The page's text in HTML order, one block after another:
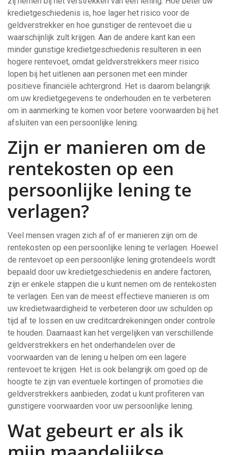
kredietgeschiedenis is, hoe lager het risico voor de
geldverstrekker en hoe gunstiger de rentevoet die u
waarschijnlijk zult krijgen. Aan de andere kant kan een
minder gunstige kredietgeschiedenis resulteren in een
hogere rentevoet, omdat geldverstrekkers meer risico
lopen bij het uitlenen aan personen met een minder
positieve financiële achtergrond. Het is daarom belangrijk
om uw kredietgegevens te onderhouden en te verbeteren
om in aanmerking te komen voor betere voorwaarden bij het
afsluiten van een persoonlijke lening.
Zijn er manieren om de
rentekosten op een
persoonlijke lening te
verlagen?
Veel mensen vragen zich af of er manieren zijn om de
rentekosten op een persoonlijke lening te verlagen. Hoewel
de rentevoet op een persoonlijke lening grotendeels wordt
bepaald door uw kredietgeschiedenis en andere factoren,
zijn er enkele stappen die u kunt nemen om de rentekosten
te verlagen. Een van de meest effectieve manieren is om
uw kredietwaardigheid te verbeteren door uw schulden op
tijd af te lossen en uw creditcardrekeningen onder controle
te houden. Daarnaast kan het vergelijken van verschillende
geldverstrekkers en het onderhandelen over de
voorwaarden van de lening u helpen om een lagere
rentevoet te krijgen. Het is ook belangrijk om goed op de
hoogte te zijn van eventuele kortingen of promoties die
geldverstrekkers aanbieden, zodat u kunt profiteren van
gunstigere voorwaarden voor uw persoonlijke lening.
Wat gebeurt er als ik